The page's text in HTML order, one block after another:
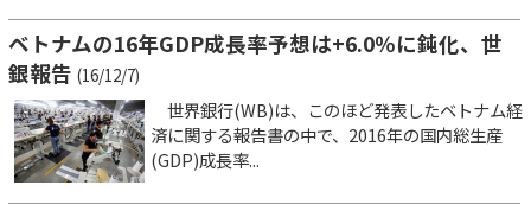
ベトナムの16年GDP成長率予想は+6.0％に鈍化、世
銀報告 (16/12/7)
世界銀行(WB)は、このほど発表したベトナム経
済に関する報告書の中で、2016年の国内総生産
(GDP)成長率...